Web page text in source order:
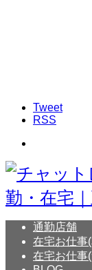
Tweet
RSS
通勤店舗
在宅お仕事
在宅お仕事